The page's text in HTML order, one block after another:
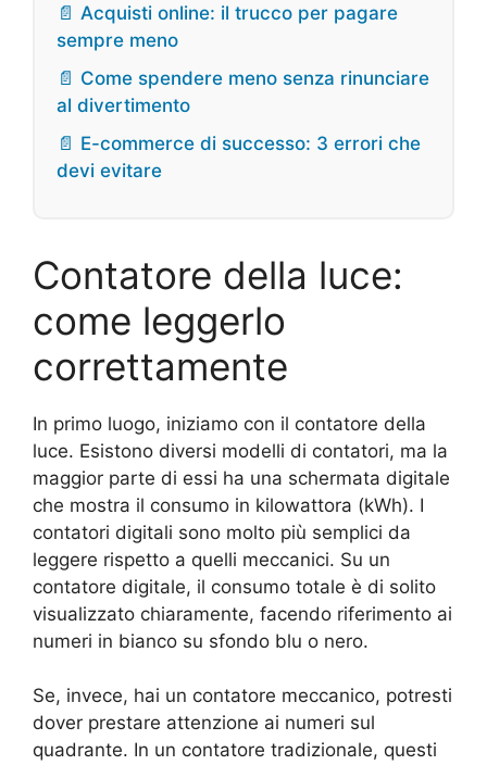
📄 Acquisti online: il trucco per pagare
sempre meno
📄 Come spendere meno senza rinunciare
al divertimento
📄 E-commerce di successo: 3 errori che
devi evitare
Contatore della luce:
come leggerlo
correttamente
In primo luogo, iniziamo con il contatore della
luce. Esistono diversi modelli di contatori, ma la
maggior parte di essi ha una schermata digitale
che mostra il consumo in kilowattora (kWh). I
contatori digitali sono molto più semplici da
leggere rispetto a quelli meccanici. Su un
contatore digitale, il consumo totale è di solito
visualizzato chiaramente, facendo riferimento ai
numeri in bianco su sfondo blu o nero.
Se, invece, hai un contatore meccanico, potresti
dover prestare attenzione ai numeri sul
quadrante. In un contatore tradizionale, questi